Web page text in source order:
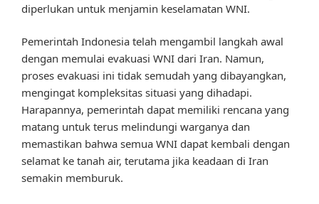
diperlukan untuk menjamin keselamatan WNI.
Pemerintah Indonesia telah mengambil langkah awal
dengan memulai evakuasi WNI dari Iran. Namun,
proses evakuasi ini tidak semudah yang dibayangkan,
mengingat kompleksitas situasi yang dihadapi.
Harapannya, pemerintah dapat memiliki rencana yang
matang untuk terus melindungi warganya dan
memastikan bahwa semua WNI dapat kembali dengan
selamat ke tanah air, terutama jika keadaan di Iran
semakin memburuk.